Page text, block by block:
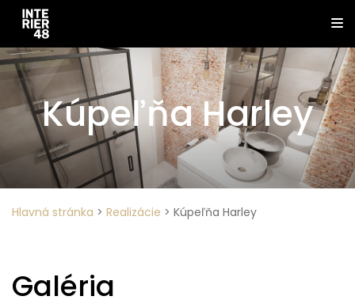
Kúpeľňa Harley
Hlavná stránka > Realizácie > Kúpeľňa Harley
Galéria